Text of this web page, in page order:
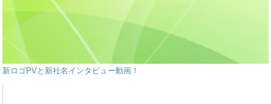
新ロゴPVと新社名インタビュー動画！